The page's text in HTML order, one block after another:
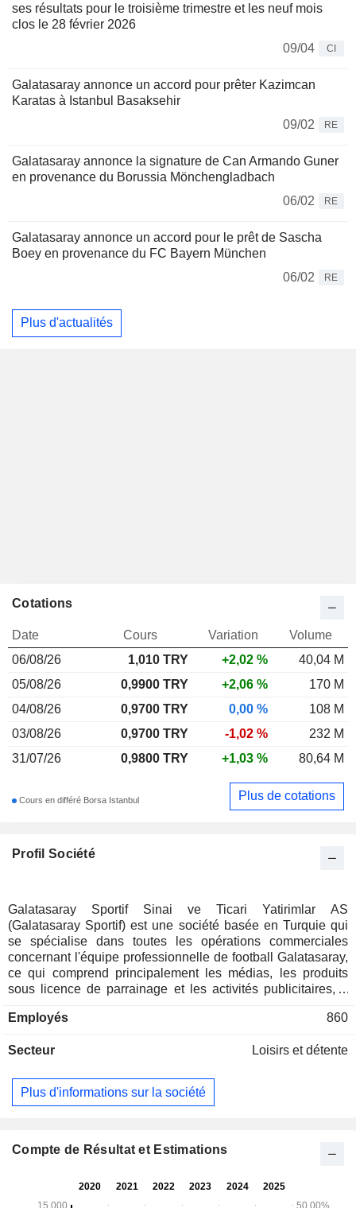
ses résultats pour le troisième trimestre et les neuf mois
clos le 28 février 2026
09/04
CI
Galatasaray annonce un accord pour prêter Kazimcan
Karatas à Istanbul Basaksehir
09/02
RE
Galatasaray annonce la signature de Can Armando Guner
en provenance du Borussia Mönchengladbach
06/02
RE
Galatasaray annonce un accord pour le prêt de Sascha
Boey en provenance du FC Bayern München
06/02
RE
Plus d'actualités
Profil Société
Galatasaray Sportif Sinai ve Ticari Yatirimlar AS
(Galatasaray Sportif) est une société basée en Turquie qui
se spécialise dans toutes les opérations commerciales
concernant l'équipe professionnelle de football Galatasaray,
ce qui comprend principalement les médias, les produits
sous licence de parrainage et les activités publicitaires, à
société comprennent également la vente et le marketing des
générés par les accords de sponsoring, ainsi que par les
Spor Kulubu Dernegi a porté sa participation de 35,4 % à 71
% en acquérant une participation de 35,6 % dans la société.
Employés 860
Secteur Loisirs et détente
Plus d'informations sur la société
Cotations
Date Cours Variation
Volume
06/08/26
1,010 TRY +2,02 %
40,04 M
05/08/26
0,9900 TRY +2,06 %
170 M
04/08/26
0,9700 TRY 0,00 %
108 M
03/08/26
0,9700 TRY -1,02 %
232 M
31/07/26
0,9800 TRY +1,03 % 80,64 M
Cours en différé Borsa Istanbul Plus de cotations
Compte de Résultat et Estimations